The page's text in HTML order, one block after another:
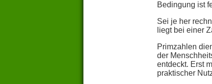
Bedingung ist
Sei je her
liegt bei einer
Primzahlen
der
entdeckt. Erst
praktischer